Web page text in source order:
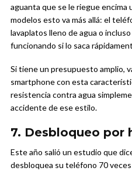
aguanta que se le riegue encima
modelos esto va más allá: el
lavaplatos lleno de agua o
funcionando si lo saca
Si tiene un presupuesto amplio,
smartphone con esta
resistencia contra agua
accidente de ese estilo.
7. Desbloqueo por
Este año salió un estudio que
desbloquea su teléfono 70